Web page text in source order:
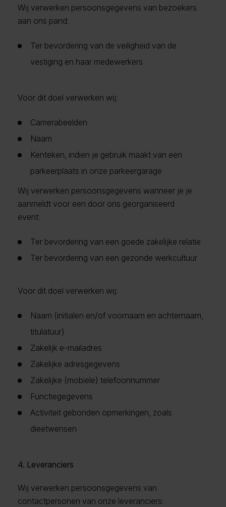
Wij verwerken persoonsgegevens van bezoekers
aan ons pand:
Ter bevordering van de veiligheid van de
vestiging en haar medewerkers
Voor dit doel verwerken wij:
Camerabeelden
Naam
Kenteken, indien je gebruik maakt van een
parkeerplaats in onze parkeergarage
Wij verwerken persoonsgegevens wanneer je je
aanmeldt voor een door ons georganiseerd
event:
Ter bevordering van een goede zakelijke relatie
Ter bevordering van een gezonde werkcultuur
Voor dit doel verwerken wij:
Naam (initialen en/of voornaam en achternaam,
titulatuur)
Zakelijk e-mailadres
Zakelijke adresgegevens
Zakelijke (mobiele) telefoonnummer
Functiegegevens
Activiteit gebonden opmerkingen, zoals
dieetwensen
4. Leveranciers
Wij verwerken persoonsgegevens van
contactpersonen van onze leveranciers: